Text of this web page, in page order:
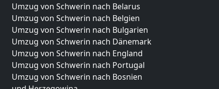
Umzug von Schwerin nach Belarus
Umzug von Schwerin nach Belgien
Umzug von Schwerin nach Bulgarien
Umzug von Schwerin nach Dänemark
Umzug von Schwerin nach England
Umzug von Schwerin nach Portugal
Umzug von Schwerin nach Bosnien